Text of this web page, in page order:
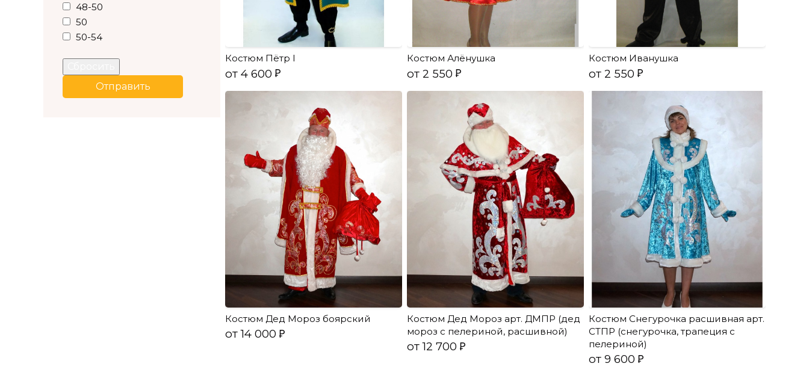
48-50
50
50-54
Отправить
Костюм Пётр I
от 4 600
Костюм Алёнушка
от 2 550
Костюм Иванушка
от 2 550
Костюм Дед Мороз боярский
от 14 000
Костюм Дед Мороз арт. ДМПР (дед
мороз с пелериной, расшивной)
от 12 700
Костюм Снегурочка расшивная арт.
СТПР (снегурочка, трапеция с
пелериной)
от 9 600